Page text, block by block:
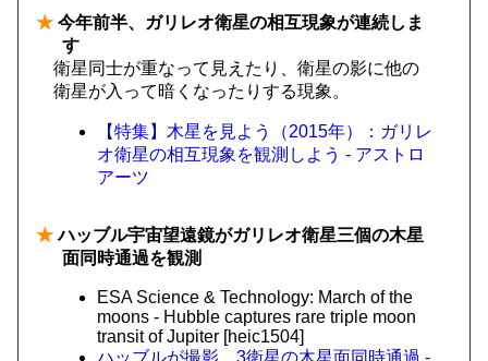
★ 今年前半、ガリレオ衛星の相互現象が連続しま
す
衛星同士が重なって見えたり、衛星の影に他の
衛星が入って暗くなったりする現象。
【特集】木星を見よう（2015年）：ガリレ
オ衛星の相互現象を観測しよう - アストロ
アーツ
★ハッブル宇宙望遠鏡がガリレオ衛星三個の木星
面同時通過を観測
ESA Science & Technology: March of the
moons - Hubble captures rare triple moon
transit of Jupiter [heic1504]
ハッブルが撮影、3衛星の木星面同時通過 -